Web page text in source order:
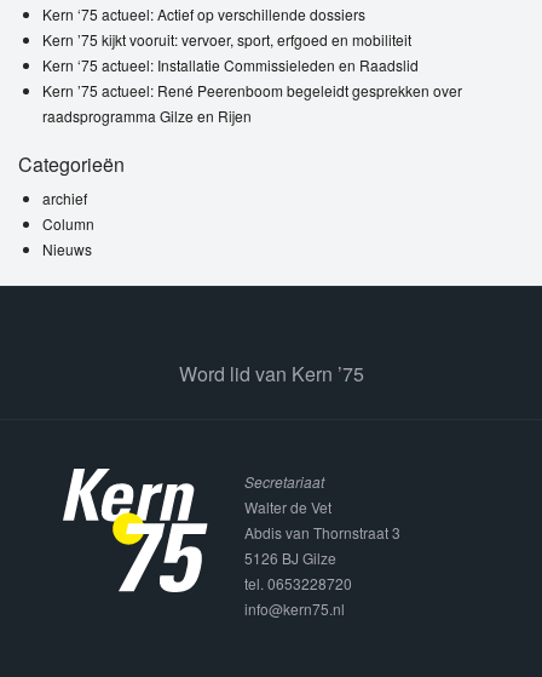
Kern ‘75 actueel: Actief op verschillende dossiers
Kern ’75 kijkt vooruit: vervoer, sport, erfgoed en mobiliteit
Kern ‘75 actueel: Installatie Commissieleden en Raadslid
Kern ’75 actueel: René Peerenboom begeleidt gesprekken over
raadsprogramma Gilze en Rijen
Categorieën
archief
Column
Nieuws
Word lid van Kern ’75
Secretariaat
Walter de Vet
Abdis van Thornstraat 3
5126 BJ Gilze
tel. 0653228720
info@kern75.nl